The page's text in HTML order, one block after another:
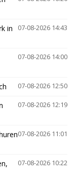
07-08-2026 14:43
in
07-08-2026 14:00
07-08-2026 12:50
07-08-2026 12:19
07-08-2026 11:01
07-08-2026 10:22